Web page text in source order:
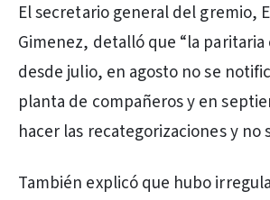
El secretario general del gremio,
Gimenez, detalló que “la
desde julio, en agosto no se
planta de compañeros y en
hacer las recategorizaciones y no
También explicó que hubo